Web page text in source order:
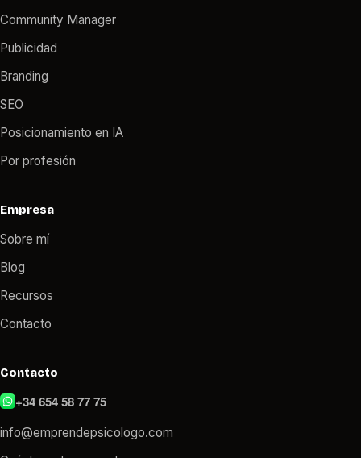
Community Manager
Publicidad
Branding
SEO
Posicionamiento en IA
Por profesión
Empresa
Sobre mí
Blog
Recursos
Contacto
Contacto
+34 654 58 77 75
info@emprendepsicologo.com